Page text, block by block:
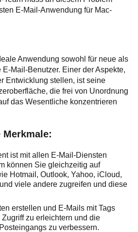
E-Mail-Anwendung für Mac-
Anwendung sowohl für neue als
Mail-Benutzer. Einer der Aspekte,
Entwicklung stellen, ist seine
die frei von Unordnung
das Wesentliche konzentrieren
Merkmale:
ist mit allen E-Mail-Diensten
können Sie gleichzeitig auf
Hotmail, Outlook, Yahoo, iCloud,
viele andere zugreifen und diese
erstellen und E-Mails mit Tags
zu erleichtern und die
zu verbessern.